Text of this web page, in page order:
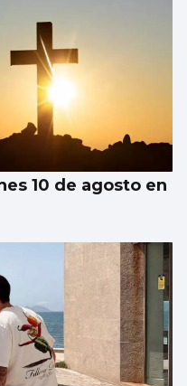
10 de agosto en